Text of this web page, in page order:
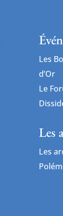
Les
d’Or
Le
Les
Les